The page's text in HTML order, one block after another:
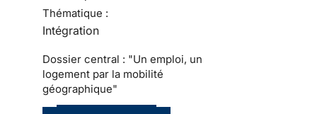
Thématique :
Intégration
Dossier central : "Un emploi, un
logement par la mobilité
géographique"